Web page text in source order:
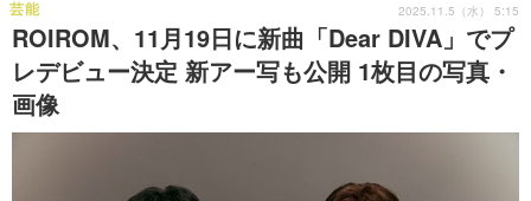
芸能 スポーツ
ショップ
ROIROM、11月19日に新曲「Dear DIVA」でプ
レデビュー決定 新アー写も公開 1枚目の写真・
画像
芸能 2025.11.5（水） 5:15